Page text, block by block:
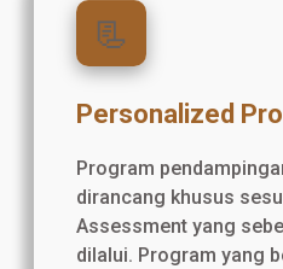
📃
Personalized
Program
dirancang khusus
Assessment yang
dilalui. Program yang